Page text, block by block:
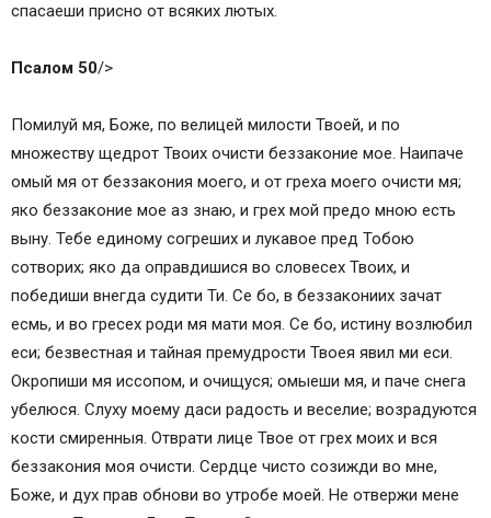
спасaеши присно от всяких лютых.
Псалом 50/>
Помилуй мя, Боже, по велицей милости Твоей, и по
множеству щедрот Твоих очисти беззаконие мое. Наипaче
омый мя от беззакония моего, и от греха моего очисти мя;
яко беззаконие мое аз знaю, и грех мой предо мною есть
выну. Тебе единому согреших и лукaвое пред Тобою
сотворих; яко да оправдишися во словесех Твоих, и
победиши внегдa судити Ти. Се бо, в беззакониих зачaт
есмь, и во гресех роди мя мaти моя. Се бо, истину возлюбил
еси; безвестная и тайная премудрости Твоея явил ми еси.
Окропиши мя иссопом, и очищуся; омыеши мя, и пaче снега
убелюся. Слуху моему дaси рaдость и веселие; возрaдуются
кости смиренныя. Отврати лице Твое от грех моих и вся
беззакония моя очисти. Сердце чисто созижди во мне,
Боже, и дух прав обнови во утробе моей. Не отвержи мене